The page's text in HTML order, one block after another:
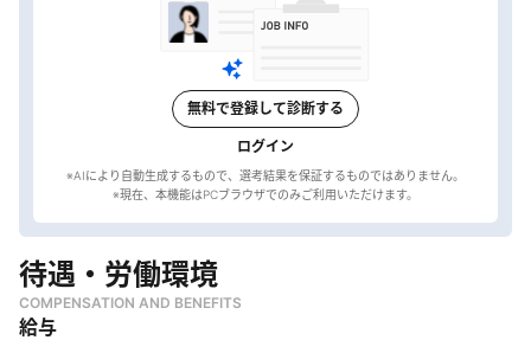
無料で登録して診断する
ログイン
※AIにより自動生成するもので、選考結果を保証するものではありません。
待遇・労働環境
COMPENSATION AND BENEFITS
給与